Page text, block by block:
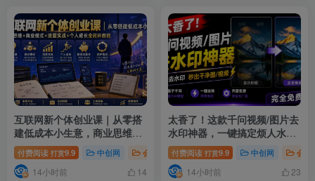
互联网新个体创业课｜从零搭
建低成本小生意，商业思维
+商业模式+流量实战+个人成
长全闭环教程
付费阅读 打赏9.9 中创网 会员免费 # 互联网新个体创业课 # 从零搭建
14小时前 14
太香了！这款千问视频/图片去
水印神器，一键搞定烦人水
印，本地完全免费，浏览器拓
展插件
付费阅读 打赏9.9 中创网 会员
14小时前 23